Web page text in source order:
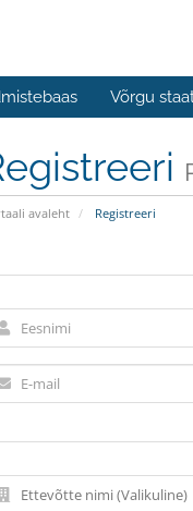
Võrgu
avaleht Registreeri